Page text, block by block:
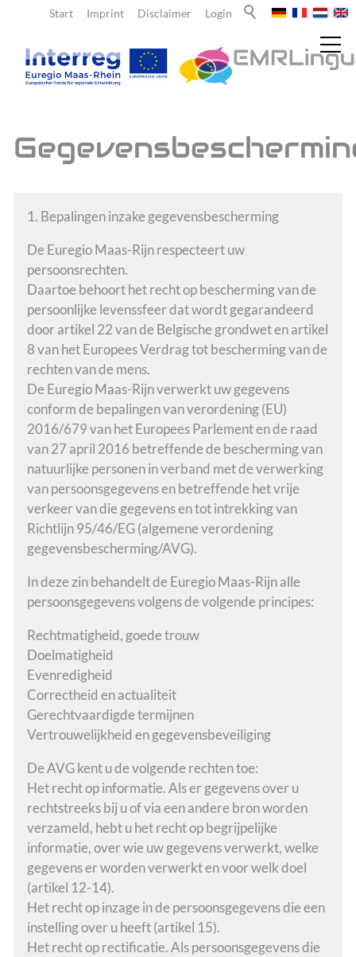
Login
Disclaimer
Imprint
Start
Leerlingen
Team
1. Bepalingen inzake gegevensbescherming
De Euregio Maas-Rijn respecteert uw
persoonsrechten.
Daartoe behoort het recht op bescherming van de
persoonlijke levenssfeer dat wordt gegarandeerd
door artikel 22 van de Belgische grondwet en artikel
8 van het Europees Verdrag tot bescherming van de
rechten van de mens.
De Euregio Maas-Rijn verwerkt uw gegevens
conform de bepalingen van verordening (EU)
2016/679 van het Europees Parlement en de raad
van 27 april 2016 betreffende de bescherming van
natuurlijke personen in verband met de verwerking
van persoonsgegevens en betreffende het vrije
verkeer van die gegevens en tot intrekking van
Richtlijn 95/46/EG (algemene verordening
gegevensbescherming/AVG).
In deze zin behandelt de Euregio Maas-Rijn alle
persoonsgegevens volgens de volgende principes:
Rechtmatigheid, goede trouw
Doelmatigheid
Evenredigheid
Correctheid en actualiteit
Gerechtvaardigde termijnen
Vertrouwelijkheid en gegevensbeveiliging
De AVG kent u de volgende rechten toe:
Het recht op informatie. Als er gegevens over u
rechtstreeks bij u of via een andere bron worden
verzameld, hebt u het recht op begrijpelijke
informatie, over wie uw gegevens verwerkt, welke
gegevens er worden verwerkt en voor welk doel
(artikel 12-14).
Het recht op inzage in de persoonsgegevens die een
instelling over u heeft (artikel 15).
Het recht op rectificatie. Als persoonsgegevens die